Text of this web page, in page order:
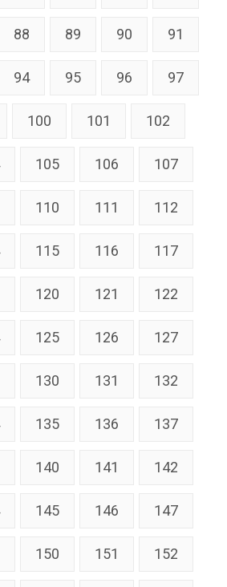
88 89 90 91
94 95 96 97
100 101 102
105 106 107
110 111 112
115 116 117
120 121 122
125 126 127
130 131 132
135 136 137
140 141 142
145 146 147
150 151 152